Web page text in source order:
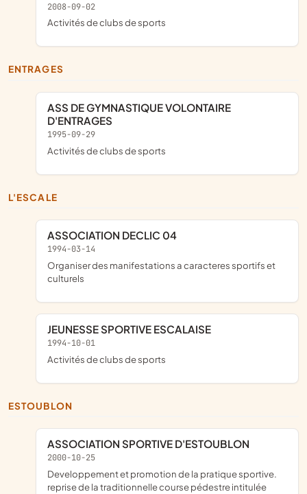
2008-09-02
Activités de clubs de sports
ENTRAGES
ASS DE GYMNASTIQUE VOLONTAIRE
D'ENTRAGES
1995-09-29
Activités de clubs de sports
L'ESCALE
ASSOCIATION DECLIC 04
1994-03-14
organiser des manifestations a caracteres sportifs et
culturels
JEUNESSE SPORTIVE ESCALAISE
1994-10-01
Activités de clubs de sports
ESTOUBLON
ASSOCIATION SPORTIVE D'ESTOUBLON
2000-10-25
developpement et promotion de la pratique sportive.
reprise de la traditionnelle course pédestre intitulée